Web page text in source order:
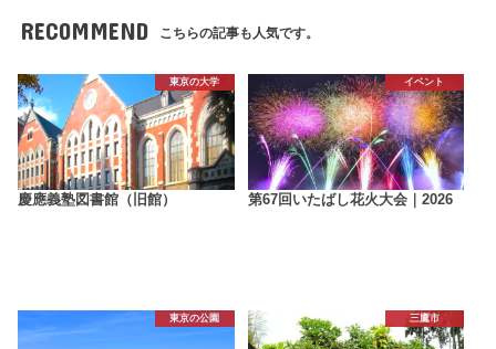
RECOMMEND こちらの記事も人気です。
東京の大学
慶應義塾図書館（旧館）
イベント
第67回いたばし花火大会｜2026
東京の公園 三鷹市